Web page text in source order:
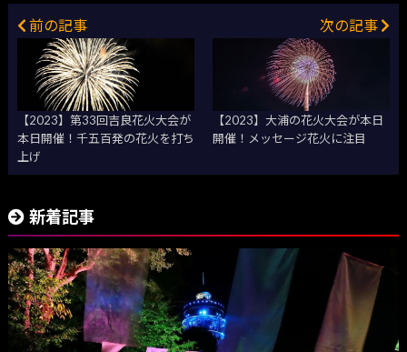
前の記事
【2023】第33回吉良花火大会が
本日開催！千五百発の花火を打ち
上げ
次の記事
【2023】大浦の花火大会が本日
開催！メッセージ花火に注目
新着記事